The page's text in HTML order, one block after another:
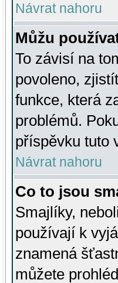
Návrat nahoru
Můžu
To závisí na
povoleno,
funkce, která
problémů.
příspěvku tuto
Návrat nahoru
Co to jsou
Smajlíky,
používají k
znamená
můžete